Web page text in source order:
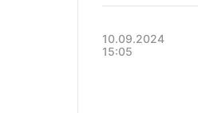
10.09.2024
15:05